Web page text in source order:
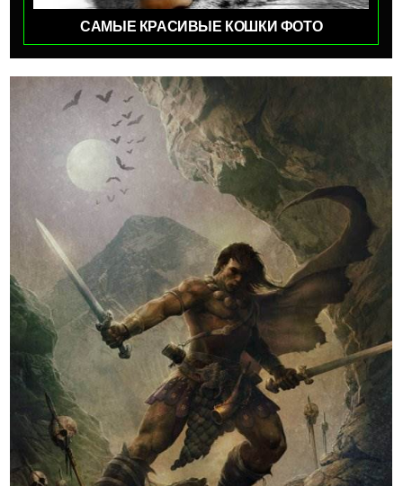
САМЫЕ КРАСИВЫЕ КОШКИ ФОТО